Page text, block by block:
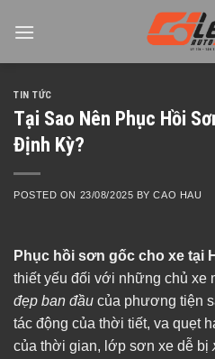
TIN TỨC
Tại Sao Nên Phục Hồi
Định Kỳ?
POSTED ON 23/08/2025 BYCAO HAU
Phục hồi sơn gốc cho xe tại
thiết yếu đối với những chủ xe
đẹp ban đầu của phương tiện
tác động của thời tiết, va quẹt
của thời gian, lớp sơn xe dễ bị